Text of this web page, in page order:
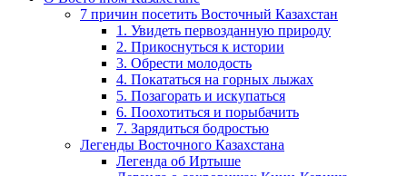
7 причин посетить Восточный Казахстан
1. Увидеть первозданную природу
2. Прикоснуться к истории
3. Обрести молодость
4. Покататься на горных лыжах
5. Позагорать и искупаться
6. Поохотиться и порыбачить
7. Зарядиться бодростью
Легенды Восточного Казахстана
Легенда об Иртыше